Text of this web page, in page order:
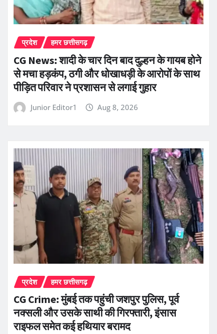
प्रदेश हमर छत्तीसगढ़
CG News: शादी के चार दिन बाद दुल्हन के गायब होने
से मचा हड़कंप, ठगी और धोखाधड़ी के आरोपों के साथ
पीड़ित परिवार ने प्रशासन से लगाई गुहार
Junior Editor1 Aug 8, 2026
प्रदेश हमर छत्तीसगढ़
CG Crime: मुंबई तक पहुंची जशपुर पुलिस, पूर्व
नक्सली और उसके साथी की गिरफ्तारी, इंसास
राइफल समेत कई हथियार बरामद